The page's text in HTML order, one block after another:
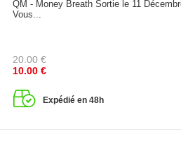
QM - Money Breath Sortie le 11
Vous...
20.00 €
10.00 €
Expédié en 48h